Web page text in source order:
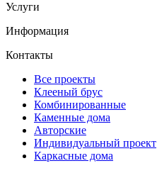
Услуги
Информация
Контакты
Все проекты
Клееный брус
Комбинированные
Каменные дома
Авторские
Индивидуальный проект
Каркасные дома